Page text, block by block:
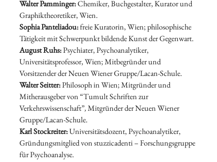
Walter Pamminger:Chemiker, Buchgestalter, Kurator und
Graphiktheoretiker, Wien.
Sophia Panteliadou:freie Kuratorin, Wien; philosophische
Tätigkeit mit Schwerpunkt bildende Kunst der Gegenwart.
August Ruhs:Psychiater, Psychoanalytiker,
Universitätsprofessor, Wien; Mitbegründer und
Vorsitzender der Neuen Wiener Gruppe/Lacan-Schule.
Walter Seitter:Philosoph in Wien; Mitgründer und
Mitherausgeber von “Tumult Schriften zur
Verkehrswissenschaft”,Mitgründer der Neuen Wiener
Gruppe/Lacan-Schule.
Karl Stockreiter:Universitätsdozent, Psychoanalytiker,
Gründungsmitglied von stuzzicadenti – Forschungsgruppe
für Psychoanalyse.